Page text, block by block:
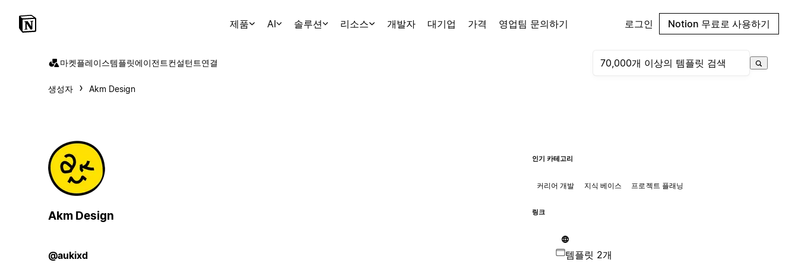
제품 AI 솔루션 리소스 개발자 대기업 가격 영업팀 문의하기 로그인 Notion 무료로 사용하기
마켓플레이스템플릿에이전트컨설턴트연결
생성자 Akm Design
Akm Design
@aukixd
인기 카테고리
커리어 개발 지식 베이스 프로젝트 플래닝
링크
템플릿 2개